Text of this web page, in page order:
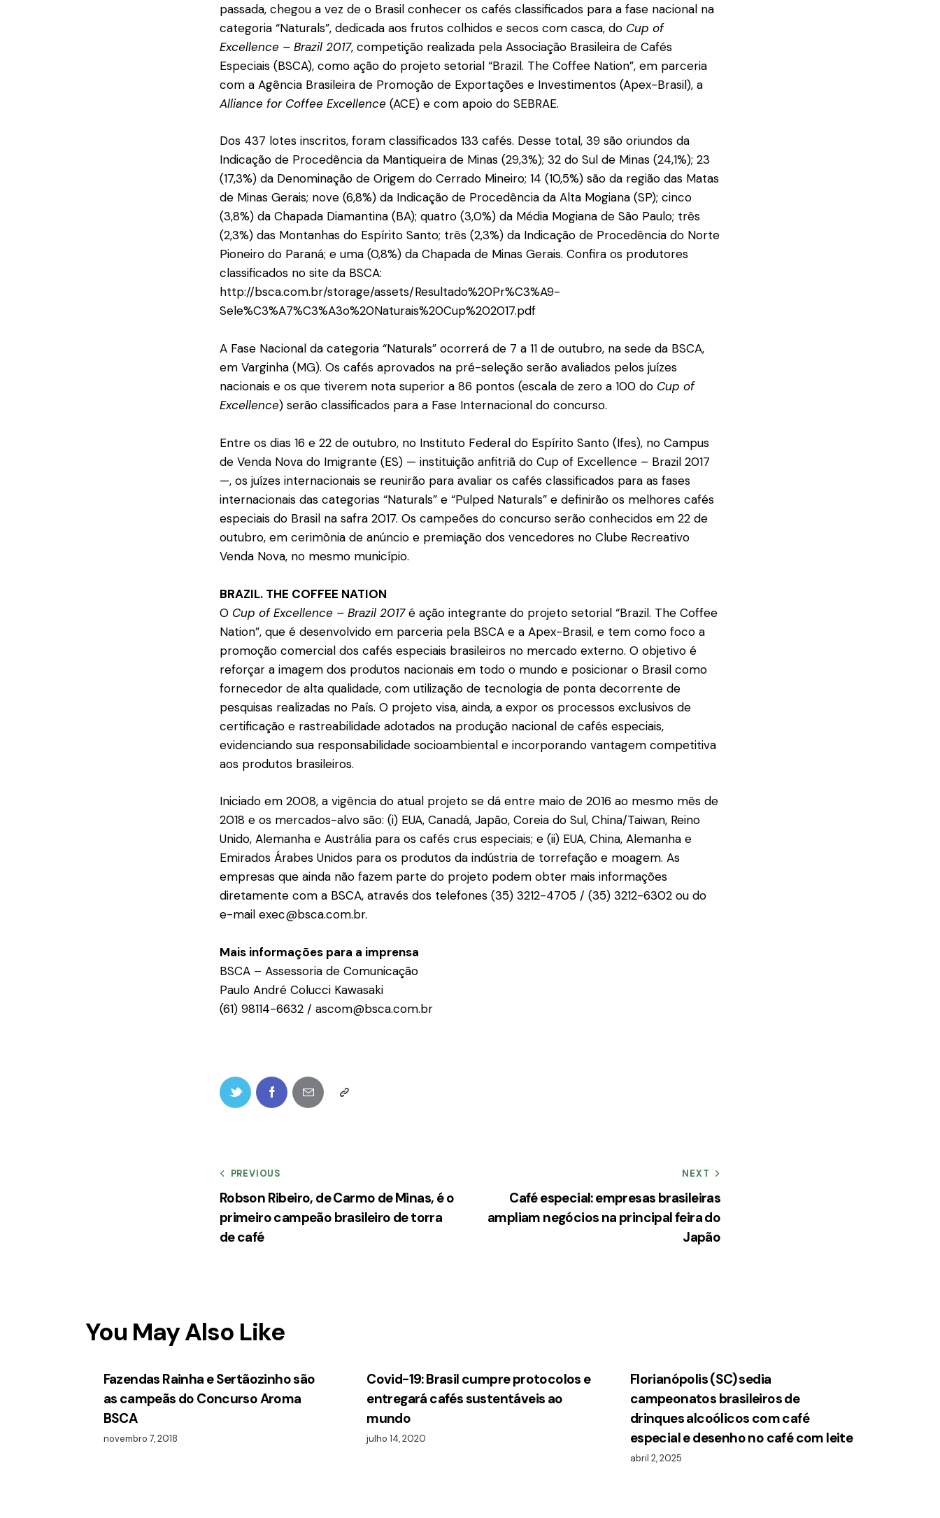
passada, chegou a vez de o Brasil conhecer os cafés classificados para a fase nacional na
categoria “Naturals”, dedicada aos frutos colhidos e secos com casca, do Cup of
Excellence – Brazil 2017, competição realizada pela Associação Brasileira de Cafés
Especiais (BSCA), como ação do projeto setorial “Brazil. The Coffee Nation”, em parceria
com a Agência Brasileira de Promoção de Exportações e Investimentos (Apex-Brasil), a
Alliance for Coffee Excellence (ACE) e com apoio do SEBRAE.
Dos 437 lotes inscritos, foram classificados 133 cafés. Desse total, 39 são oriundos da
Indicação de Procedência da Mantiqueira de Minas (29,3%); 32 do Sul de Minas (24,1%); 23
(17,3%) da Denominação de Origem do Cerrado Mineiro; 14 (10,5%) são da região das Matas
de Minas Gerais; nove (6,8%) da Indicação de Procedência da Alta Mogiana (SP); cinco
(3,8%) da Chapada Diamantina (BA); quatro (3,0%) da Média Mogiana de São Paulo; três
(2,3%) das Montanhas do Espírito Santo; três (2,3%) da Indicação de Procedência do Norte
Pioneiro do Paraná; e uma (0,8%) da Chapada de Minas Gerais. Confira os produtores
classificados no site da BSCA:
http://bsca.com.br/storage/assets/Resultado%20Pr%C3%A9-
Sele%C3%A7%C3%A3o%20Naturais%20Cup%202017.pdf
A Fase Nacional da categoria “Naturals” ocorrerá de 7 a 11 de outubro, na sede da BSCA,
em Varginha (MG). Os cafés aprovados na pré-seleção serão avaliados pelos juízes
nacionais e os que tiverem nota superior a 86 pontos (escala de zero a 100 do Cup of
Excellence) serão classificados para a Fase Internacional do concurso.
Entre os dias 16 e 22 de outubro, no Instituto Federal do Espírito Santo (Ifes), no Campus
de Venda Nova do Imigrante (ES) — instituição anfitriã do Cup of Excellence – Brazil 2017
—, os juízes internacionais se reunirão para avaliar os cafés classificados para as fases
internacionais das categorias “Naturals” e “Pulped Naturals” e definirão os melhores cafés
especiais do Brasil na safra 2017. Os campeões do concurso serão conhecidos em 22 de
outubro, em cerimônia de anúncio e premiação dos vencedores no Clube Recreativo
Venda Nova, no mesmo município.
BRAZIL. THE COFFEE NATION
O Cup of Excellence – Brazil 2017é ação integrante do projeto setorial “Brazil. The Coffee
Nation”, que é desenvolvido em parceria pela BSCA e a Apex-Brasil, e tem como foco a
promoção comercial dos cafés especiais brasileiros no mercado externo. O objetivo é
reforçar a imagem dos produtos nacionais em todo o mundo e posicionar o Brasil como
fornecedor de alta qualidade, com utilização de tecnologia de ponta decorrente de
pesquisas realizadas no País. O projeto visa, ainda, a expor os processos exclusivos de
certificação e rastreabilidade adotados na produção nacional de cafés especiais,
evidenciando sua responsabilidade socioambiental e incorporando vantagem competitiva
aos produtos brasileiros.
Iniciado em 2008, a vigência do atual projeto se dá entre maio de 2016 ao mesmo mês de
2018 e os mercados-alvo são: (i) EUA, Canadá, Japão, Coreia do Sul, China/Taiwan, Reino
Unido, Alemanha e Austrália para os cafés crus especiais; e (ii) EUA, China, Alemanha e
Emirados Árabes Unidos para os produtos da indústria de torrefação e moagem. As
empresas que ainda não fazem parte do projeto podem obter mais informações
diretamente com a BSCA, através dos telefones (35) 3212-4705 / (35) 3212-6302 ou do
e-mail exec@bsca.com.br.
Mais informações para a imprensa
BSCA – Assessoria de Comunicação
Paulo André Colucci Kawasaki
(61) 98114-6632 / ascom@bsca.com.br
PREVIOUS
Robson Ribeiro, de Carmo de Minas, é o
primeiro campeão brasileiro de torra
de café
NEXT
Café especial: empresas brasileiras
ampliam negócios na principal feira do
Japão
You May Also Like
Fazendas Rainha e Sertãozinho são
as campeãs do Concurso Aroma
BSCA
novembro 7, 2018
Covid-19: Brasil cumpre protocolos e
entregará cafés sustentáveis ao
mundo
julho 14, 2020
Florianópolis (SC) sedia
campeonatos brasileiros de
drinques alcoólicos com café
especial e desenho no café com leite
abril 2, 2025